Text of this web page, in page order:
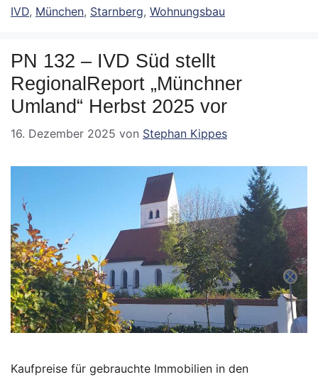
IVD, München, Starnberg, Wohnungsbau
PN 132 – IVD Süd stellt
RegionalReport „Münchner
Umland“ Herbst 2025 vor
16. Dezember 2025 von Stephan Kippes
Kaufpreise für gebrauchte Immobilien in den